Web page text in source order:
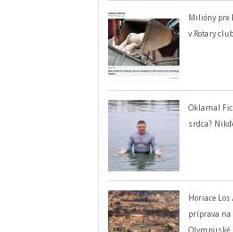
Milióny
v Rotary
Oklamal
srdca?
Horiace
príprava na